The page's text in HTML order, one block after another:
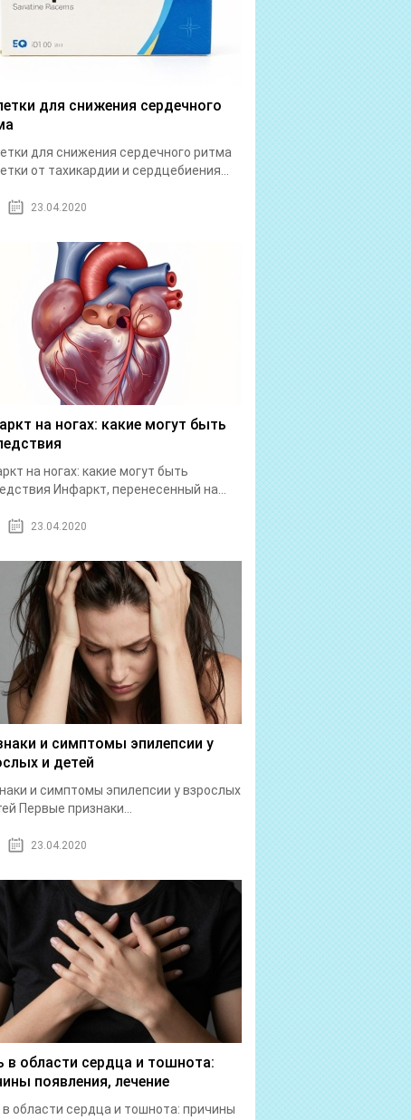
для снижения сердечного
для снижения сердечного ритма
от тахикардии и сердцебиения...
23.04.2020
на ногах: какие могут быть
на ногах: какие могут быть
Инфаркт, перенесенный на...
23.04.2020
и симптомы эпилепсии у
и детей
и симптомы эпилепсии у взрослых
Первые признаки...
23.04.2020
в области сердца и тошнота:
появления, лечение
в области сердца и тошнота: причины